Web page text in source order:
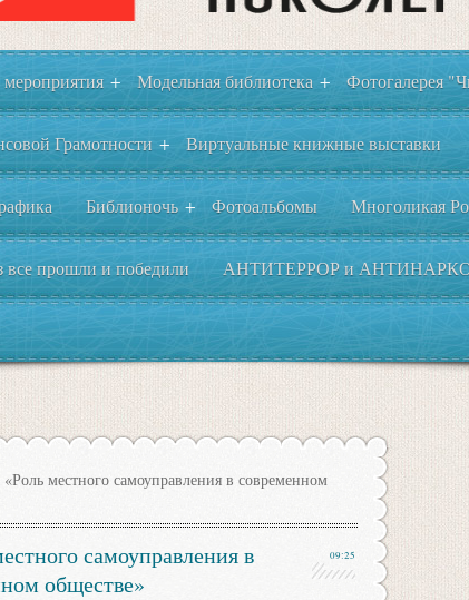
+ Модельная библиотека + Фотогалерея
Грамотности + Виртуальные книжные выставки
Библионочь + Фотоальбомы Многоликая
все прошли и победили АНТИТЕРРОР и
местного самоуправления в современном
09:25
самоуправления в
обществе»